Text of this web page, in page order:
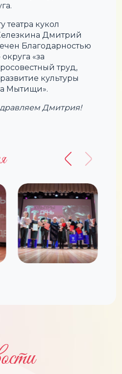
театра кукол
Дмитрий
Благодарностью
«за
труд,
культуры
Мытищи».
Дмитрия!